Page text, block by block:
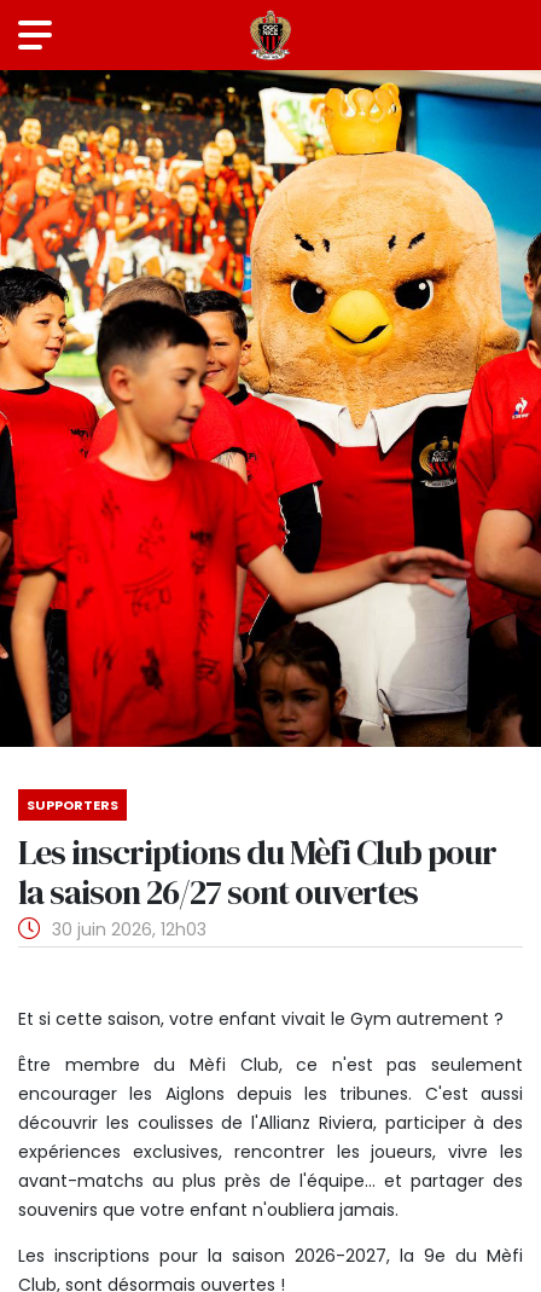
SUPPORTERS
Les inscriptions du Mèfi Club pour
la saison 26/27 sont ouvertes
30 juin 2026, 12h03
Et si cette saison, votre enfant vivait le Gym autrement ?
Être membre du Mèfi Club, ce n'est pas seulement
encourager les Aiglons depuis les tribunes. C'est aussi
découvrir les coulisses de l'Allianz Riviera, participer à des
expériences exclusives, rencontrer les joueurs, vivre les
avant-matchs au plus près de l'équipe… et partager des
souvenirs que votre enfant n'oubliera jamais.
Les inscriptions pour la saison 2026-2027, la 9e du Mèfi
Club, sont désormais ouvertes !